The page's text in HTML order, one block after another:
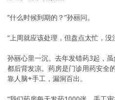
“什么时候到期的？”孙丽问。
“上周就应该处理，但盘点太忙，没
孙丽心里一沉。去年发错药3起，
都后背发凉。药房是门诊用药安全
靠人脑+手工，漏洞百出。